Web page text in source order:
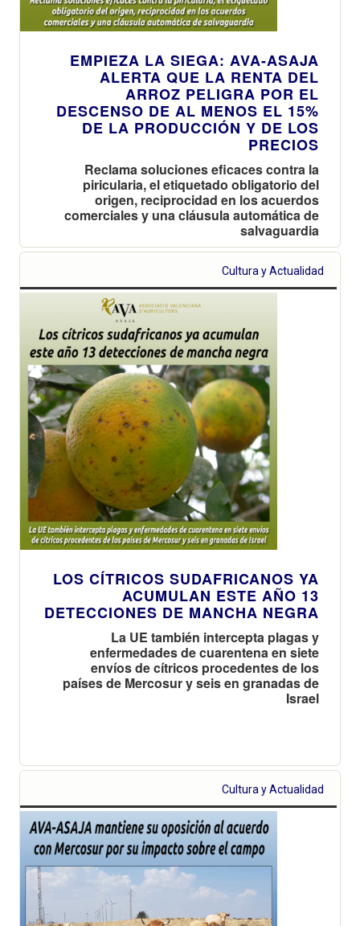
EMPIEZA LA SIEGA: AVA-ASAJA
ALERTA QUE LA RENTA DEL
ARROZ PELIGRA POR EL
DESCENSO DE AL MENOS EL 15%
DE LA PRODUCCIÓN Y DE LOS
PRECIOS
Reclama soluciones eficaces contra la
piricularia, el etiquetado obligatorio del
origen, reciprocidad en los acuerdos
comerciales y una cláusula automática de
salvaguardia
Cultura y Actualidad
LOS CÍTRICOS SUDAFRICANOS YA
ACUMULAN ESTE AÑO 13
DETECCIONES DE MANCHA NEGRA
La UE también intercepta plagas y
enfermedades de cuarentena en siete
envíos de cítricos procedentes de los
países de Mercosur y seis en granadas de
Israel
Cultura y Actualidad